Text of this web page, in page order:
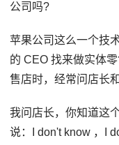
公司吗?
苹果公司这么一个技
的 CEO 找来做实体
售店时，经常问店长
我问店长，你知道这
说：I don't know ，I